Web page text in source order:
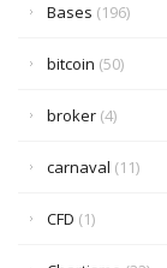
Bases (196)
bitcoin (50)
broker (4)
carnaval (11)
CFD (1)